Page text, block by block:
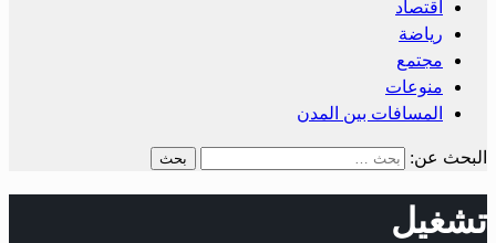
اقتصاد
رياضة
مجتمع
منوعات
المسافات بين المدن
البحث عن:
تشغيل